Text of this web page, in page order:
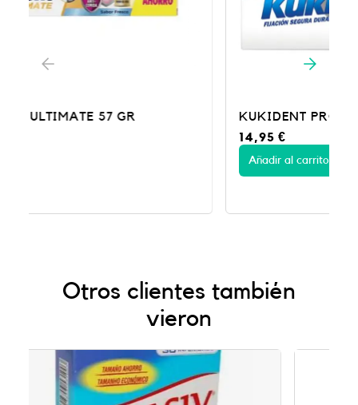
KUKIDENT PRO NEUT CR ADH 70 G
Otros clientes también
vieron